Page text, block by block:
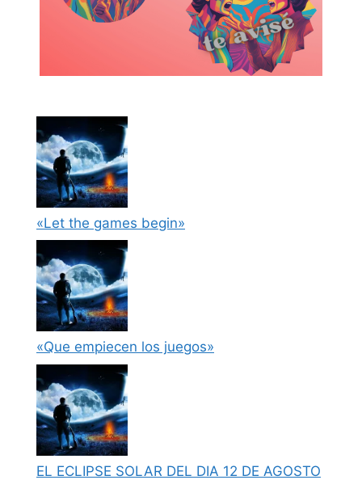
«Let the games begin»
«Que empiecen los juegos»
EL ECLIPSE SOLAR DEL DIA 12 DE AGOSTO